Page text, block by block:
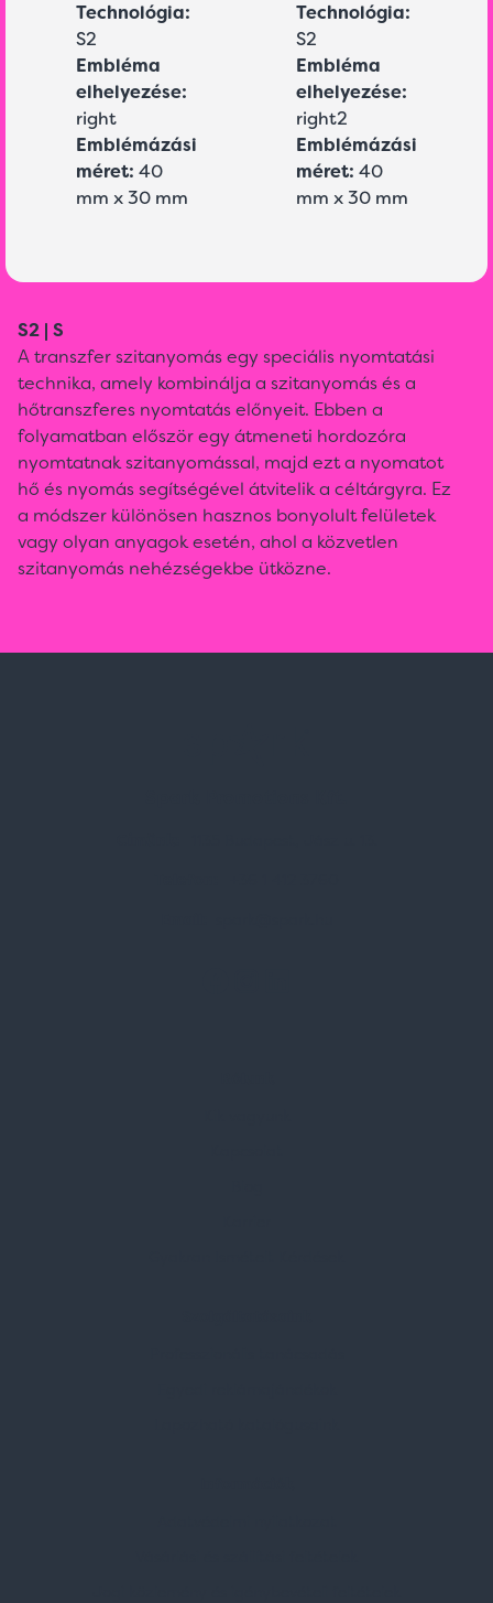
Technológia:
S2
Embléma
elhelyezése:
right
Emblémázási
méret: 40
mm x 30 mm
Technológia:
S2
Embléma
elhelyezése:
right2
Emblémázási
méret: 40
mm x 30 mm
S2 | S
A transzfer szitanyomás egy speciális nyomtatási
technika, amely kombinálja a szitanyomás és a
hőtranszferes nyomtatás előnyeit. Ebben a
folyamatban először egy átmeneti hordozóra
nyomtatnak szitanyomással, majd ezt a nyomatot
hő és nyomás segítségével átvitelik a céltárgyra. Ez
a módszer különösen hasznos bonyolult felületek
vagy olyan anyagok esetén, ahol a közvetlen
szitanyomás nehézségekbe ütközne.